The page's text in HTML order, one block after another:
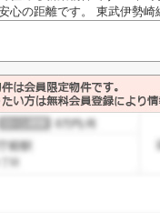
心の距離です。 東武伊勢崎